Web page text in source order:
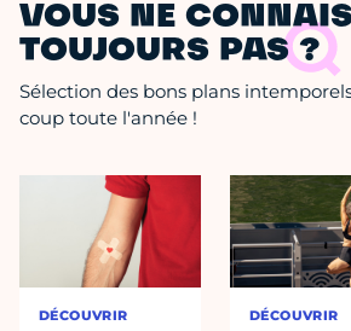
VOUS NE
TOUJOURS PAS ?
Sélection des bons plans
coup toute l'année !
DÉCOUVRIR DÉCOUVRIR